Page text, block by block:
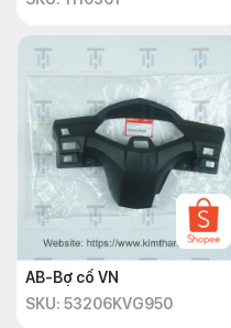
AB-Bợ cổ VN
SKU: 53206KVG950